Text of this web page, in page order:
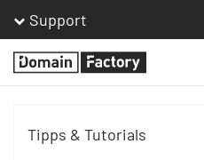
Support
Homepage
Tipps & Tutorials